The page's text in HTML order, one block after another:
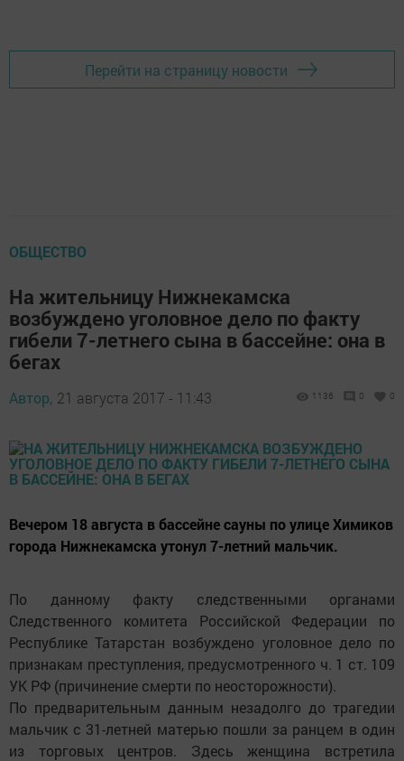
Перейти на страницу новости
ОБЩЕСТВО
На жительницу Нижнекамска
возбуждено уголовное дело по факту
гибели 7-летнего сына в бассейне: она в
бегах
Автор, 21 августа 2017 - 11:43 1136 0 0
Вечером 18 августа в бассейне сауны по улице Химиков
города Нижнекамска утонул 7-летний мальчик.
По данному факту следственными органами
Следственного комитета Российской Федерации по
Республике Татарстан возбуждено уголовное дело по
признакам преступления, предусмотренного ч. 1 ст. 109
УК РФ (причинение смерти по неосторожности).
По предварительным данным незадолго до трагедии
мальчик с 31-летней матерью пошли за ранцем в один
из торговых центров. Здесь женщина встретила